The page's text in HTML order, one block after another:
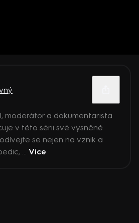
moderátor a dokumentarista
v této sérii své vysněné
se nejen na vznik a
... Více